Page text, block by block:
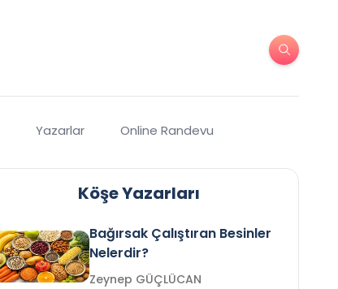
Yazarlar Online Randevu
Köşe Yazarları
Bağırsak Çalıştıran Besinler
Nelerdir?
Zeynep GÜÇLÜCAN